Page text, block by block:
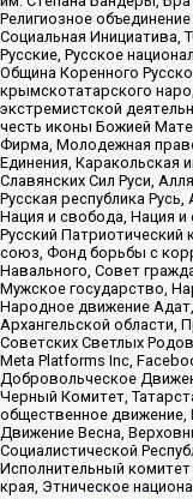
Религиозное
Социальная Инициатива,
Русские, Русское
Община Коренного
крымскотатарского
экстремистской
честь иконы Божией
Фирма, Молодежная
Единения, Каракольская
Славянских Сил Руси,
Русская республика
Нация и свобода, Нация
Русский
союз, Фонд борьбы с
Навального, Совет
Мужское государство,
Народное движение
Архангельской
Советских Светлых
Meta Platforms Inc,
Добровольческое
Черный Комитет,
общественное
Движение Весна,
Социалистической
Исполнительный
края, Этническое